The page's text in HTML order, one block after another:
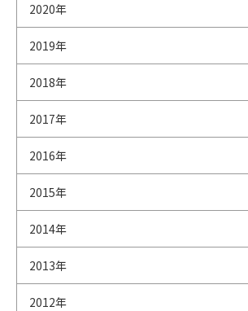
2020年
2019年
2018年
2017年
2016年
2015年
2014年
2013年
2012年